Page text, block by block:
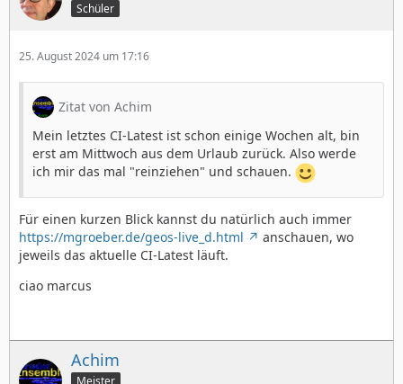
Schüler
25. August 2024 um 17:16
Zitat von Achim
Mein letztes CI-Latest ist schon einige Wochen alt, bin
erst am Mittwoch aus dem Urlaub zurück. Also werde
ich mir das mal "reinziehen" und schauen.
Für einen kurzen Blick kannst du natürlich auch immer
https://mgroeber.de/geos-live_d.html
anschauen, wo
jeweils das aktuelle CI-Latest läuft.
ciao marcus
Achim
Meister